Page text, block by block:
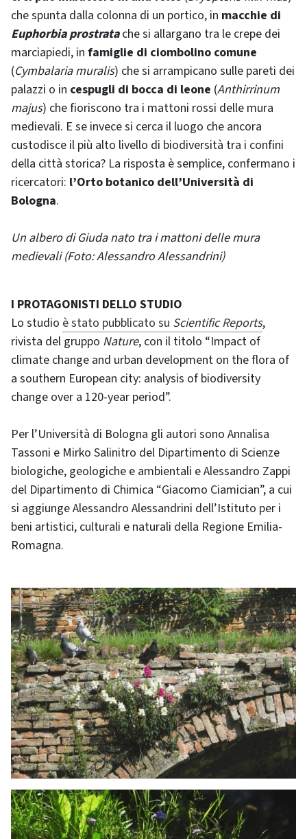
che spunta dalla colonna di un portico, in macchie di
Euphorbia prostratache si allargano tra le crepe dei
marciapiedi, in famiglie di ciombolino comune
(Cymbalaria muralis) che si arrampicano sulle pareti dei
palazzi o in cespugli di bocca di leone (Anthirrinum
majus) che fioriscono tra i mattoni rossi delle mura
medievali. E se invece si cerca il luogo che ancora
custodisce il più alto livello di biodiversità tra i confini
della città storica? La risposta è semplice, confermano i
ricercatori: l’Orto botanico dell’Università di
Bologna.
Un albero di Giuda nato tra i mattoni delle mura
medievali (Foto: Alessandro Alessandrini)
I PROTAGONISTI DELLO STUDIO
Lo studio è stato pubblicato su Scientific Reports,
rivista del gruppo Nature, con il titolo “Impact of
climate change and urban development on the flora of
a southern European city: analysis of biodiversity
change over a 120-year period”.
Per l’Università di Bologna gli autori sono Annalisa
Tassoni e Mirko Salinitro del Dipartimento di Scienze
biologiche, geologiche e ambientali e Alessandro Zappi
del Dipartimento di Chimica “Giacomo Ciamician”, a cui
si aggiunge Alessandro Alessandrini dell’Istituto per i
beni artistici, culturali e naturali della Regione Emilia-
Romagna.